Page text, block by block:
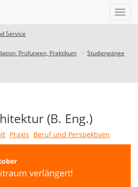
Service
Prüfungen, Praktikum Studiengänge
(B. Eng.)
Praxis Beruf und Perspektiven
verlängert!